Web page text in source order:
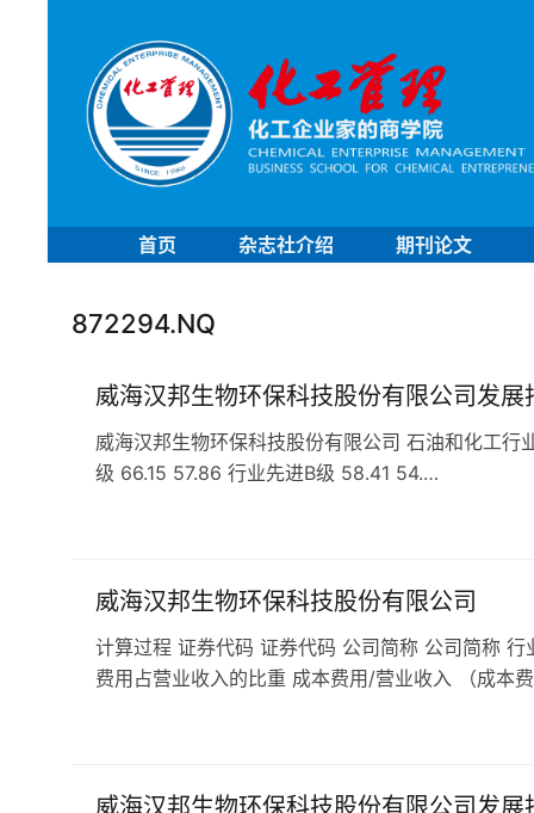
首页 杂志社介绍 期刊论文
872294.NQ
威海汉邦生物环保科技股份有限公司发展
威海汉邦生物环保科技股份有限公司 石油和化工
级 66.15 57.86 行业先进B级 58.41 54.…
威海汉邦生物环保科技股份有限公司
计算过程 证券代码 证券代码 公司简称 公司简称
费用占营业收入的比重 成本费用/营业收入 （成本
威海汉邦生物环保科技股份有限公司发展